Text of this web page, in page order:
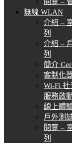
無線 WLAN
介紹 –
列
介紹 –
列
簡介
客制化
Wi-Fi 社
服務啟
線上體
戶外測
閱覽 –
列